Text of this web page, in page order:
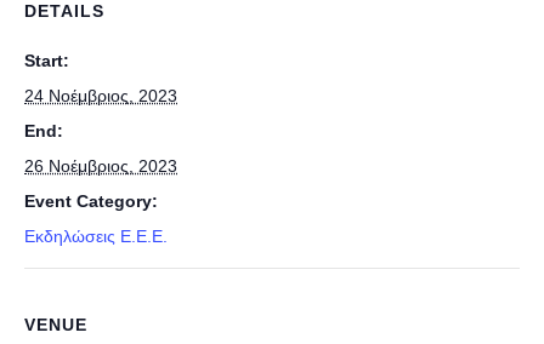
DETAILS
Start:
24 Νοέμβριος, 2023
End:
26 Νοέμβριος, 2023
Event Category:
Εκδηλώσεις E.E.E.
VENUE